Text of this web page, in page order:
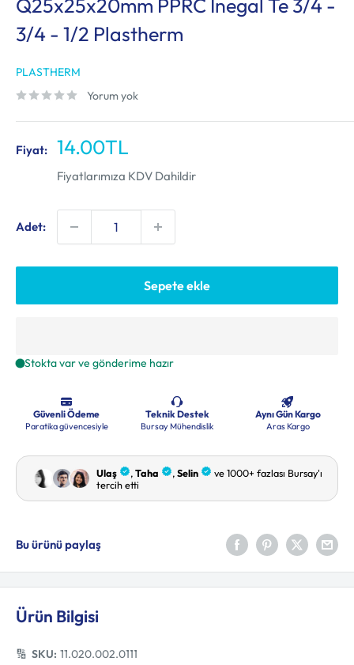
Q25x25x20mm PPRC İnegal Te 3/4 -
3/4 - 1/2 Plastherm
PLASTHERM
Yorum yok
Fiyat: İndirimli
fiyat
14.00TL
Fiyatlarımıza KDV Dahildir
Adet:
Sepete ekle
Bu ürünü paylaş
Ürün Bilgisi
🔢 SKU: 11.020.002.0111